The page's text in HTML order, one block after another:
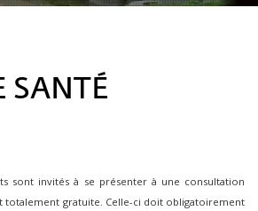
SANTÉ
sont invités à se présenter à une consultation
totalement gratuite. Celle-ci doit obligatoirement